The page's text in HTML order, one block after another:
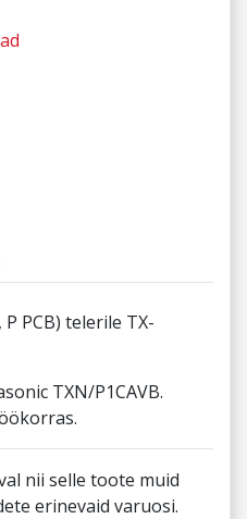
PCB) telerile TX-
TXN/P1CAVB.
nii selle toote muid
erinevaid varuosi.